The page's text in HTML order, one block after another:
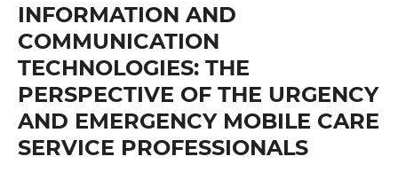
INFORMATION AND
COMMUNICATION
TECHNOLOGIES: THE
PERSPECTIVE OF THE URGENCY
AND EMERGENCY MOBILE CARE
SERVICE PROFESSIONALS